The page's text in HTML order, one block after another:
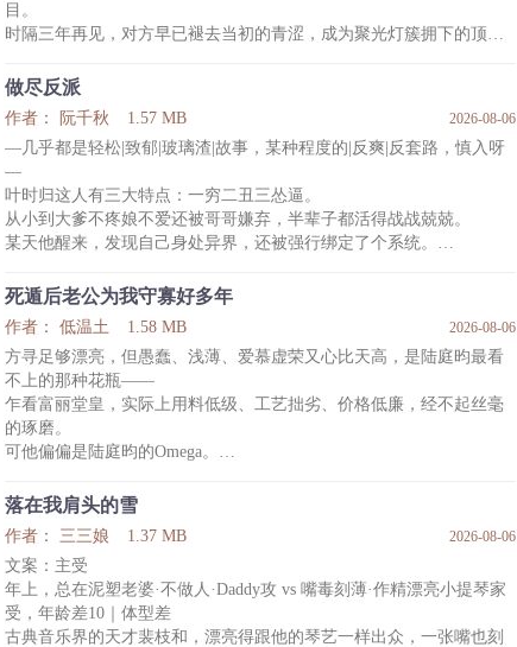
目。
时隔三年再见，对方早已褪去当初的青涩，成为聚光灯簇拥下的顶流
听完钟庭安的来意后，对方提出一个无理的要求——“可以，前提是你
先跪下给我当狗。”
钟庭安二话不说，说跪就跪。
跪下之后，还很认真地叫了两声——“汪汪”。
当年的事，他的确对厉之珩问心有愧。
-
四年前，钟庭安误以为好兄弟的恋情被人插足，于是假意和“情敌”做
朋友，试图感化对方。
做尽反派
作者： 阮千秋 1.57 MB 2026-08-06
—几乎都是轻松|致郁|玻璃渣|故事，某种程度的|反爽|反套路，慎入呀
—
叶时归这人有三大特点：一穷二丑三怂逼。
从小到大爹不疼娘不爱还被哥哥嫌弃，半辈子都活得战战兢兢。
某天他醒来，发现自己身处异界，还被强行绑定了个系统。
叶时归没法选择，只能硬着头皮开始了穿梭在各个世界里当反派的生
活。
只是这当背锅侠的日子吧，真真叫人一言难尽。时不时头顶上就会飞
来一顶沉重的锅，任你怎么扣都扣不下来。
比如师弟忽然一天嘶声大喊：师尊！！大师兄想投身魔教！！
叶时
死遁后老公为我守寡好多年
作者： 低温土 1.58 MB 2026-08-06
方寻足够漂亮，但愚蠢、浅薄、爱慕虚荣又心比天高，是陆庭昀最看
不上的那种花瓶——
乍看富丽堂皇，实际上用料低级、工艺拙劣、价格低廉，经不起丝毫
的琢磨。
可他偏偏是陆庭昀的Omega。
私人贵族学院的同学对追在陆庭昀屁股后面跑的方寻鄙夷不已，嘲讽
声不绝于耳。
陆庭昀还没来得及对此做出什么反应，方寻就自己先找上门来了。
他掏出被精心雕刻成爱心形状的饼干、爱心蛋糕和爱心玫瑰花摆到陆
庭知面前，轻飘过来的眼眸仿佛荡漾的春水，含情脉脉。
“没关系呀老公，我就是这种人呀，不
落在我肩头的雪
作者： 三三娘 1.37 MB 2026-08-06
文案：主受
年上，总在泥塑老婆·不做人·Daddy攻 vs 嘴毒刻薄·作精漂亮小提琴家
受，年龄差10｜体型差
古典音乐界的天才裴枝和，漂亮得跟他的琴艺一样出众，一张嘴也刻